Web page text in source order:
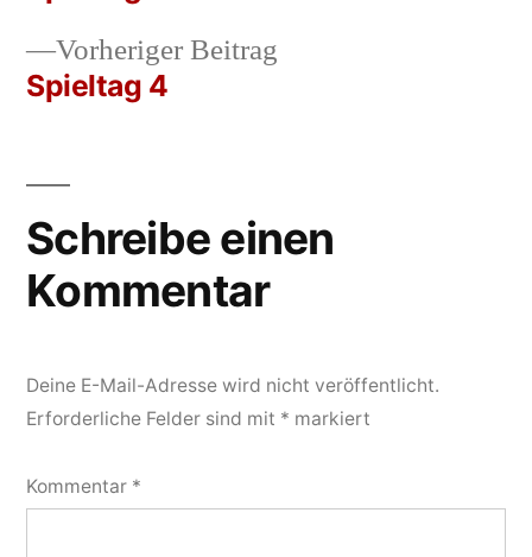
Beitrags-
Navigation
Vorheriger Beitrag
Spieltag 4
Schreibe einen
Kommentar
Deine E-Mail-Adresse wird nicht veröffentlicht.
Erforderliche Felder sind mit * markiert
Kommentar *